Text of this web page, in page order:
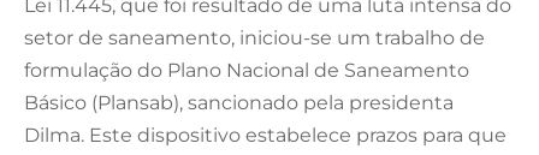
Lei 11.445, que foi resultado de uma luta intensa do
setor de saneamento, iniciou-se um trabalho de
formulação do Plano Nacional de Saneamento
Básico (Plansab), sancionado pela presidenta
Dilma. Este dispositivo estabelece prazos para que